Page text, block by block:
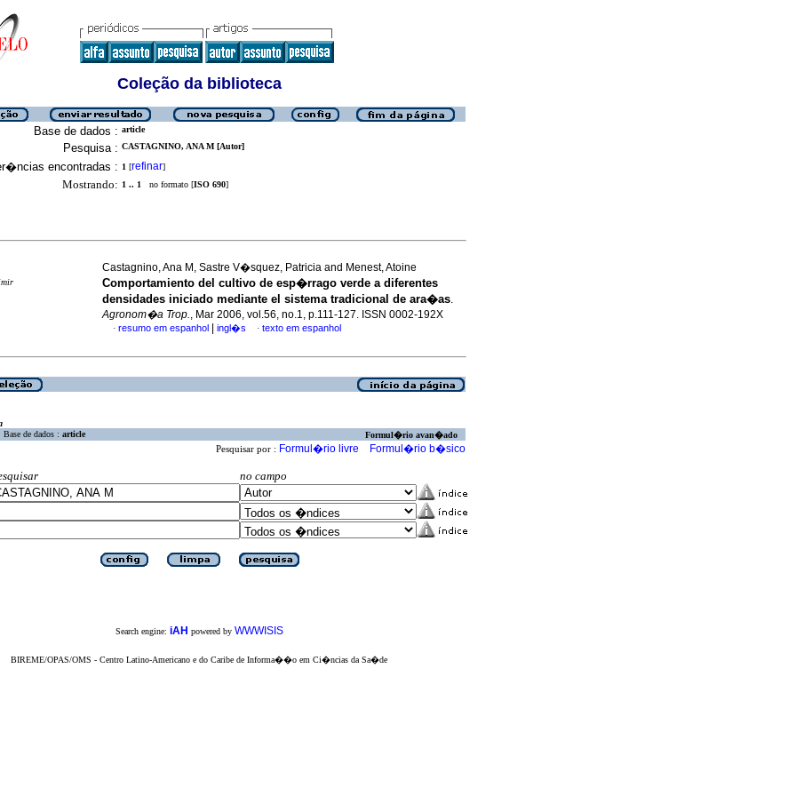
Coleção da biblioteca
Base de dados : article
Pesquisa : CASTAGNINO, ANA M [Autor]
encontradas : 1 [refinar]
Mostrando: 1 .. 1 no formato [ISO 690]
Castagnino, Ana M, Sastre V�squez, Patricia and Menest, Atoine
Comportamiento del cultivo de esp�rrago verde a diferentes
densidades iniciado mediante el sistema tradicional de ara�as.
Agronom�a Trop., Mar 2006, vol.56, no.1, p.111-127. ISSN 0002-192X
· resumo em espanhol ingl�s · texto em espanhol
Base de dados : article Formul�rio avan�ado
Pesquisar por : Formul�rio livre Formul�rio b�sico
no campo
Search engine: iAH powered by WWWISIS
BIREME/OPAS/OMS - Centro Latino-Americano e do Caribe de Informa��o em Ci�ncias da Sa�de